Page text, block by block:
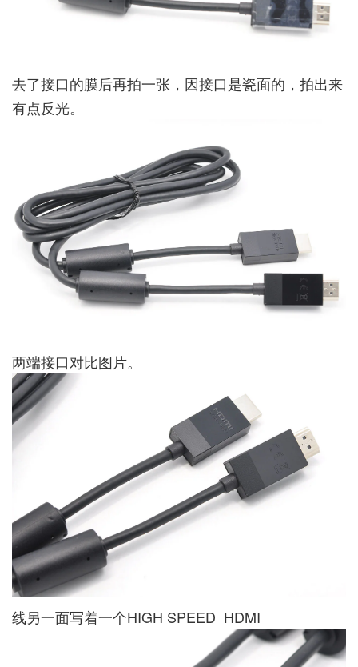
去了接口的膜后再拍一张，因接口是瓷面的，拍出来
有点反光。
两端接口对比图片。
线另一面写着一个HIGH SPEED HDMI